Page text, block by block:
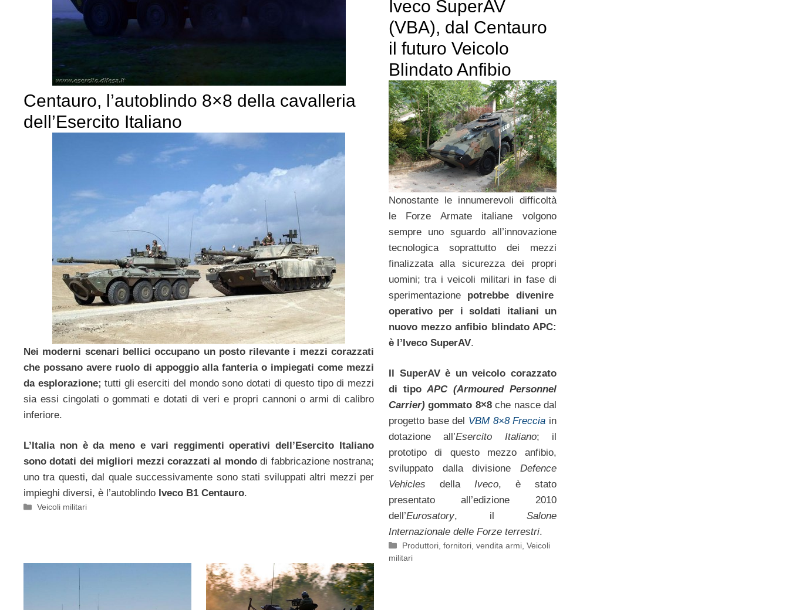
Centauro, l’autoblindo 8×8 della cavalleria
dell’Esercito Italiano
Nei moderni scenari bellici occupano un posto rilevante i mezzi corazzati
che possano avere ruolo di appoggio alla fanteria o impiegati come mezzi
da esplorazione; tutti gli eserciti del mondo sono dotati di questo tipo di mezzi
sia essi cingolati o gommati e dotati di veri e propri cannoni o armi di calibro
inferiore.
L’Italia non è da meno e vari reggimenti operativi dell’Esercito Italiano
sono dotati dei migliori mezzi corazzati al mondodi fabbricazione nostrana;
uno tra questi, dal quale successivamente sono stati sviluppati altri mezzi per
impieghi diversi, è l’autoblindo Iveco B1 Centauro.
Categorie
Veicoli militari
Iveco SuperAV
(VBA), dal Centauro
il futuro Veicolo
Blindato Anfibio
Nonostante le innumerevoli difficoltà
le Forze Armate italiane volgono
sempre uno sguardo all’innovazione
tecnologica soprattutto dei mezzi
finalizzata alla sicurezza dei propri
uomini; tra i veicoli militari in fase di
sperimentazione potrebbe divenire
operativo per i soldati italiani un
nuovo mezzo anfibio blindato APC:
è l’Iveco SuperAV.
Il SuperAV è un veicolo corazzato
di tipoAPC (Armoured Personnel
Carrier)gommato 8×8che nasce dal
progetto base del VBM 8×8 Freccia in
dotazione all’Esercito Italiano; il
prototipo di questo mezzo anfibio,
sviluppato dalla divisione Defence
Vehicles della Iveco, è stato
presentato all’edizione 2010
dell’Eurosatory, il Salone
Internazionale delle Forze terrestri.
Categorie
Produttori, fornitori, vendita armi ,Veicoli
militari